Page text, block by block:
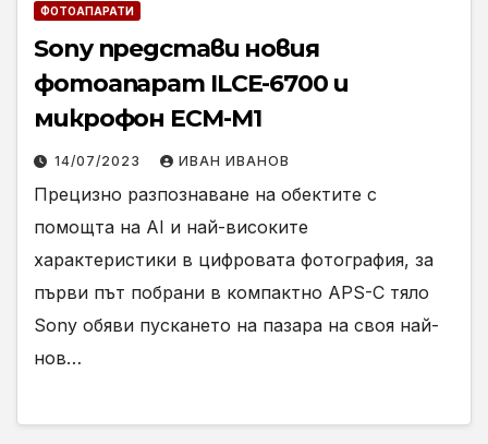
ФОТОАПАРАТИ
Sony представи новия
фотоапарат ILCE-6700 и
микрофон ECM-M1
14/07/2023 ИВАН ИВАНОВ
Прецизно разпознаване на обектите с
помощта на AI и най-високите
характеристики в цифровата фотография, за
първи път побрани в компактно APS-C тяло
Sony обяви пускането на пазара на своя най-
нов…